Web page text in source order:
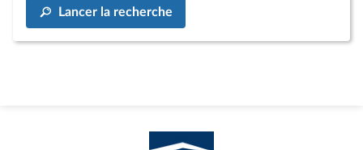
Lancer la recherche